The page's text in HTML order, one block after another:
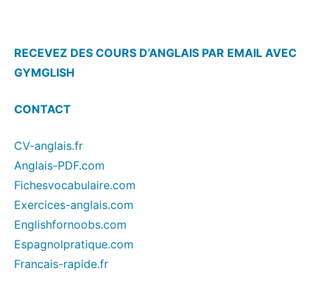
RECEVEZ DES COURS D’ANGLAIS PAR EMAIL AVEC
GYMGLISH
CONTACT
CV-anglais.fr
Anglais-PDF.com
Fichesvocabulaire.com
Exercices-anglais.com
Englishfornoobs.com
Espagnolpratique.com
Francais-rapide.fr